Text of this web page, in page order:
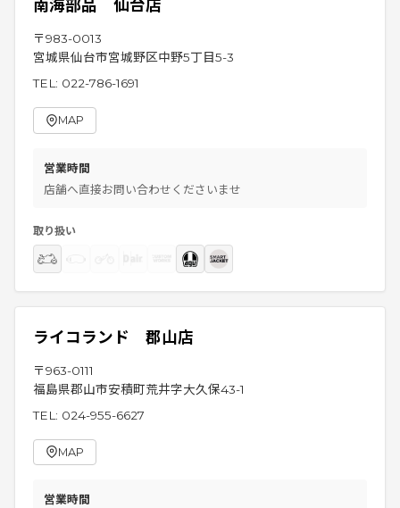
南海部品 仙台店
〒983-0013
宮城県仙台市宮城野区中野5丁目5-3
TEL: 022-786-1691
MAP
営業時間
店舗へ直接お問い合わせくださいませ
取り扱い
ライコランド 郡山店
〒963-0111
福島県郡山市安積町荒井字大久保43-1
TEL: 024-955-6627
MAP
営業時間